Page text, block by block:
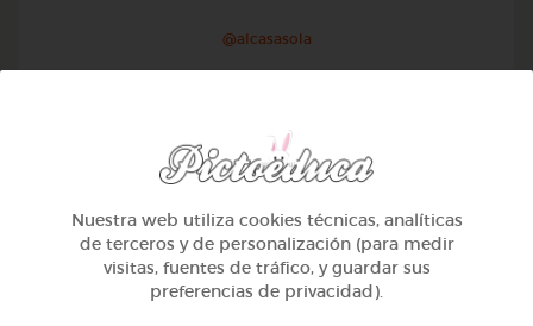
@alcasasola
Nuestra web utiliza cookies técnicas, analíticas
de terceros y de personalización (para medir
visitas, fuentes de tráfico, y guardar sus
preferencias de privacidad).